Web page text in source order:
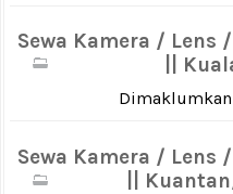
Sewa Kamera / Lens
||
Dimaklumkan
Sewa Kamera / Lens
||